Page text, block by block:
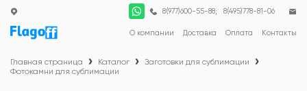
О компании Доставка Оплата Контакты
8(977)600-55-88; 8(495)778-81-06
Главная страница Каталог
Заготовки для сублимации
Фотокамни для сублимации